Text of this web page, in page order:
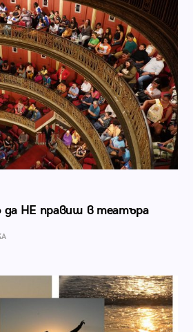
НЕ правиш в театъра